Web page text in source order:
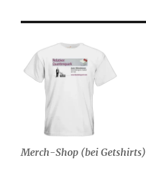
Merch-Shop (bei Getshirts)